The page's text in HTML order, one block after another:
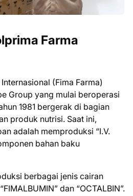
Farma
(Fima Farma)
Group yang mulai beroperasi
1981 bergerak di bagian
produk nutrisi. Saat ini,
adalah memproduksi “I.V.
bahan baku
berbagai jenis cairan
dan “OCTALBIN”.